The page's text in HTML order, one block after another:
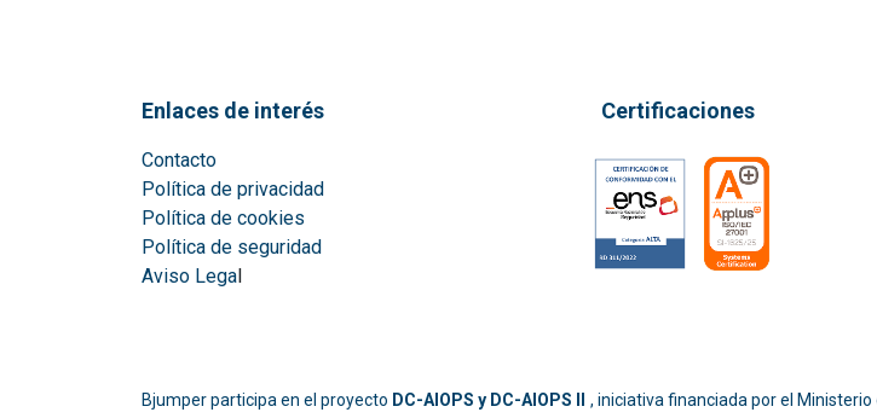
Enlaces de interés
Contacto
Política de privacidad
Política de cookies
Política de seguridad
Aviso Legal
Certificaciones
Bjumper participa en el proyecto DC-AIOPS y DC-AIOPS II
, iniciativa financiada por el